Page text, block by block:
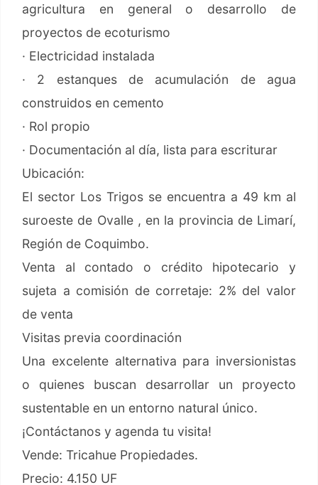
agricultura en general o desarrollo de
proyectos de ecoturismo
· Electricidad instalada
· 2 estanques de acumulación de agua
construidos en cemento
· Rol propio
· Documentación al día, lista para escriturar
Ubicación:
El sector Los Trigos se encuentra a 49 km al
suroeste de Ovalle , en la provincia de Limarí,
Región de Coquimbo.
Venta al contado o crédito hipotecario y
sujeta a comisión de corretaje: 2% del valor
de venta
Visitas previa coordinación
Una excelente alternativa para inversionistas
o quienes buscan desarrollar un proyecto
sustentable en un entorno natural único.
¡Contáctanos y agenda tu visita!
Vende: Tricahue Propiedades.
Precio: 4.150 UF